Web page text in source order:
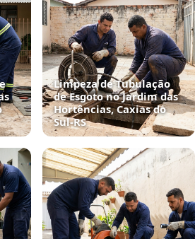
Limpeza de Tubulação
de Esgoto no Jardim das
Hortências, Caxias do
Sul‑RS